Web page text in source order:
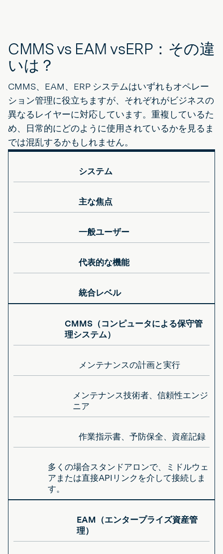
CMMS vs EAM vsERP：その違
いは？
CMMS、EAM、ERP システムはいずれもオペレー
ション管理に役立ちますが、それぞれがビジネスの
異なるレイヤーに対応しています。重複しているた
め、日常的にどのように使用されているかを見るま
では混乱するかもしれません。
システム
主な焦点
一般ユーザー
代表的な機能
統合レベル
CMMS（コンピュータによる保守管
理システム）
メンテナンスの計画と実行
メンテナンス技術者、信頼性エンジ
ニア
作業指示書、予防保全、資産記録
多くの場合スタンドアロンで、ミドルウェ
アまたは直接APIリンクを介して接続しま
す。
EAM（エンタープライズ資産管
理）